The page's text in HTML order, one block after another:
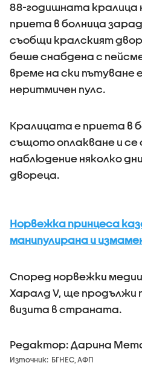
88-годишната кралица
приета в болница
съобщи кралският
беше снабдена с
време на ски пътуване
неритмичен пулс.
Кралицата е приета в
същото оплакване и се
наблюдение няколко
двореца.
Норвежка принцеса
манипулирана и
Според норвежки
Харалд V, ще продължи
визита в страната.
Редактор: Дарина
Източник: БГНЕС, АФП